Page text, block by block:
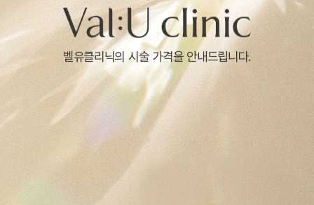
벨유클리닉의 시술 가격을 안내드립니다.